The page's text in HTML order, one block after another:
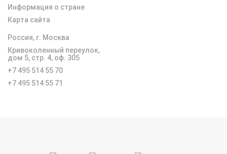
Информация о стране
Карта сайта
Россия, г. Москва
Кривоколенный переулок,
дом 5, стр. 4, оф. 305
+7 495 514 55 70
+7 495 514 55 71